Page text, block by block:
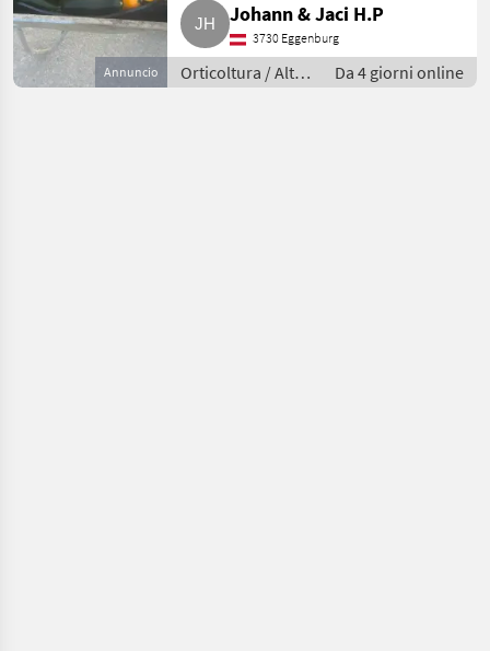
Annuncio
Johann & Jaci H.P
3730 Eggenburg
Orticoltura / Altre
macchine per
Da 4 giorni online